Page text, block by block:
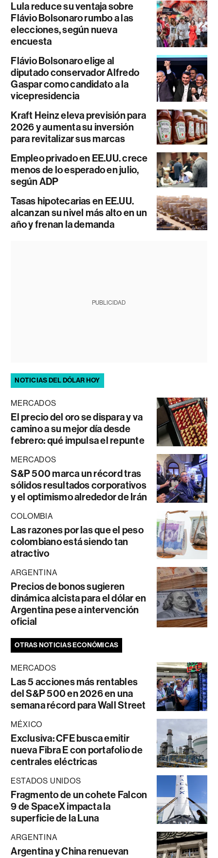
Lula reduce su ventaja sobre
Flávio Bolsonaro rumbo a las
elecciones, según nueva
encuesta
Flávio Bolsonaro elige al
diputado conservador Alfredo
Gaspar como candidato a la
vicepresidencia
Kraft Heinz eleva previsión para
2026 y aumenta su inversión
para revitalizar sus marcas
Empleo privado en EE.UU. crece
menos de lo esperado en julio,
según ADP
Tasas hipotecarias en EE.UU.
alcanzan su nivel más alto en un
año y frenan la demanda
PUBLICIDAD
NOTICIAS DEL DÓLAR HOY
MERCADOS
El precio del oro se dispara y va
camino a su mejor día desde
febrero: qué impulsa el repunte
MERCADOS
S&P 500 marca un récord tras
sólidos resultados corporativos
y el optimismo alrededor de Irán
COLOMBIA
Las razones por las que el peso
colombiano está siendo tan
atractivo
ARGENTINA
Precios de bonos sugieren
dinámica alcista para el dólar en
Argentina pese a intervención
oficial
OTRAS NOTICIAS ECONÓMICAS
MERCADOS
Las 5 acciones más rentables
del S&P 500 en 2026 en una
semana récord para Wall Street
MÉXICO
Exclusiva: CFE busca emitir
nueva Fibra E con portafolio de
centrales eléctricas
ESTADOS UNIDOS
Fragmento de un cohete Falcon
9 de SpaceX impacta la
superficie de la Luna
ARGENTINA
Argentina y China renuevan